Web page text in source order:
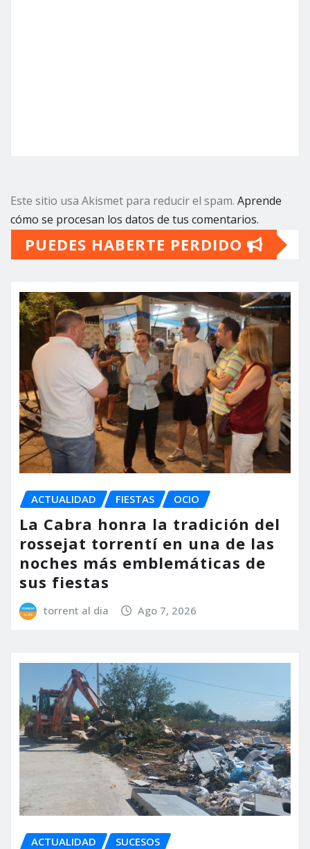
Este sitio usa Akismet para reducir el spam. Aprende
cómo se procesan los datos de tus comentarios.
PUEDES HABERTE PERDIDO
ACTUALIDAD FIESTAS OCIO
La Cabra honra la tradición del
rossejat torrentí en una de las
noches más emblemáticas de
sus fiestas
torrent al dia Ago 7, 2026
ACTUALIDAD SUCESOS